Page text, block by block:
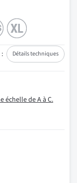
Détails techniques
: